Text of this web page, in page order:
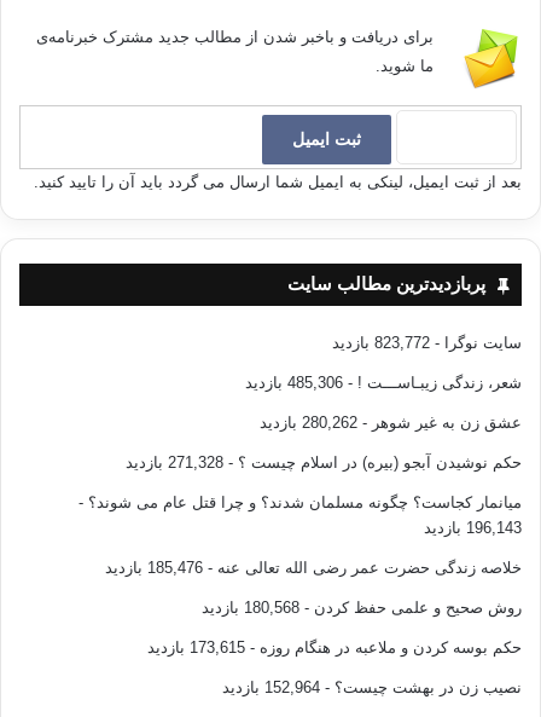
برای دریافت و باخبر شدن از مطالب جدید مشترک خبرنامه‌ی
ما شوید.
بعد از ثبت ایمیل، لینکی به ایمیل شما ارسال می گردد باید آن را تایید کنید.
پربازدیدترین مطالب سایت
سایت نوگرا - 823,772 بازدید
شعر، زندگی زیبـاســـت ! - 485,306 بازدید
عشق زن به غیر شوهر - 280,262 بازدید
حکم نوشیدن آبجو (بیره) در اسلام چیست ؟ - 271,328 بازدید
میانمار کجاست؟ چگونه مسلمان شدند؟ و چرا قتل عام می شوند؟ -
196,143 بازدید
خلاصه زندگی حضرت عمر رضی الله تعالی عنه - 185,476 بازدید
روش صحیح و علمی حفظ کردن - 180,568 بازدید
حکم بوسه کردن و ملاعبه در هنگام روزه - 173,615 بازدید
نصیب زن در بهشت چیست؟ - 152,964 بازدید